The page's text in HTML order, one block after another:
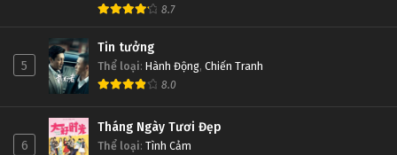
8.7
5
Tin tưởng
Thể loại: Hành Động, Chiến Tranh
8.0
6
Tháng Ngày Tươi Đẹp
Thể loại: Tình Cảm